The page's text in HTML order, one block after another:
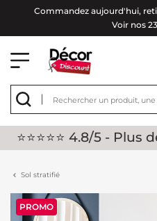
Commandez aujourd'hui,
Voir nos
⭐⭐⭐⭐⭐ 4.8/5 -
Sol stratifié
PROMO